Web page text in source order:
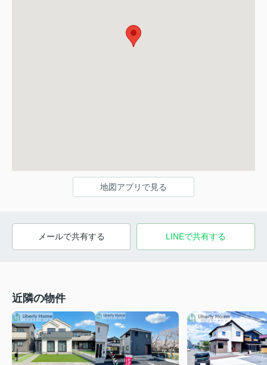
地図アプリで見る
メールで共有する LINEで共有する
近隣の物件